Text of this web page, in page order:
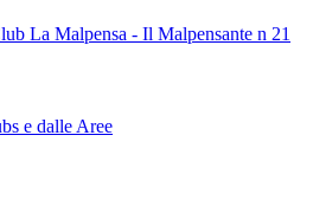
e dalle Aree